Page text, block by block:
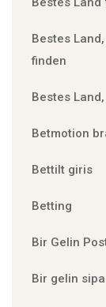
Bestes
finden
Bestes
Betmotion
Bettilt giris
Betting
Bir Gelin
Bir gelin